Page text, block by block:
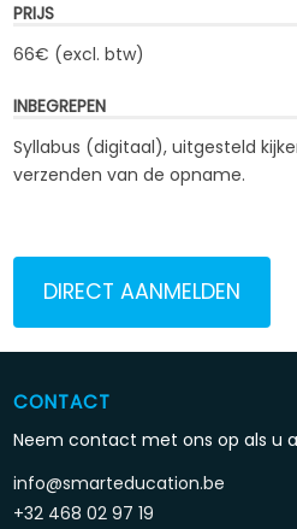
PRIJS
66€ (excl. btw)
INBEGREPEN
Syllabus (digitaal), uitgesteld
verzenden van de opname.
DIRECT AANMELDEN
CONTACT
Neem contact met ons op als u
info@smarteducation.be
+32 468 02 97 19